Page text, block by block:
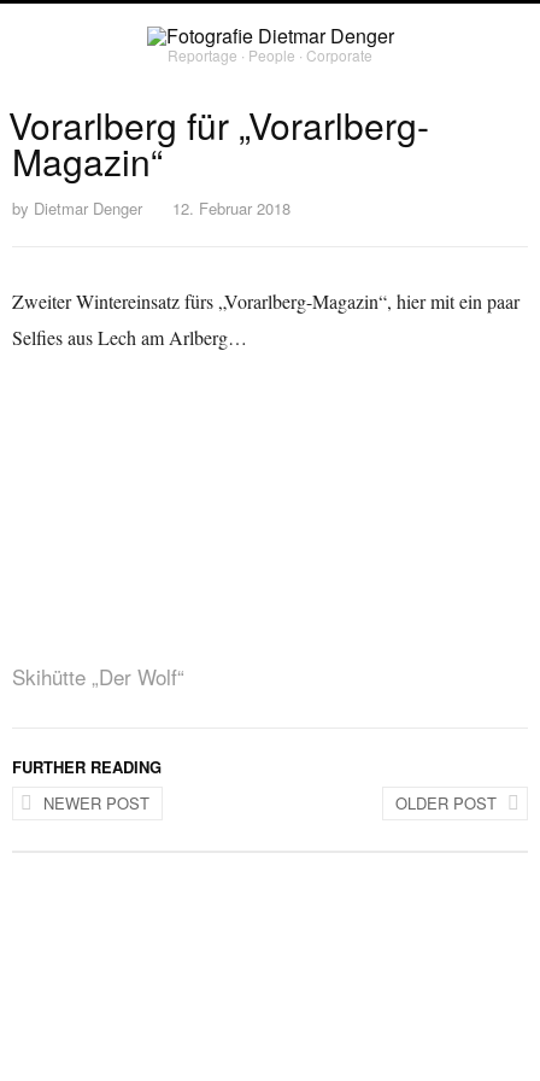
Reportage ∙ People ∙ Corporate
Vorarlberg für „Vorarlberg-
Magazin“
by Dietmar Denger 12. Februar 2018
Zweiter Wintereinsatz fürs „Vorarlberg-Magazin“, hier mit ein paar
Selfies aus Lech am Arlberg…
Skihütte „Der Wolf“
FURTHER READING
OLDER POST
NEWER POST